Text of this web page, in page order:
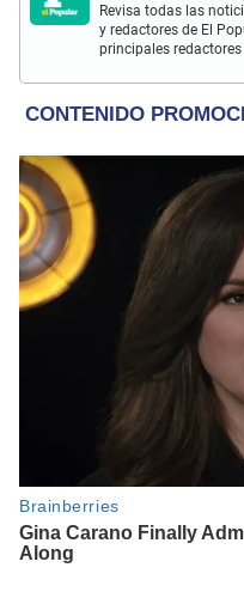
Revisa todas las
y redactores de El
principales